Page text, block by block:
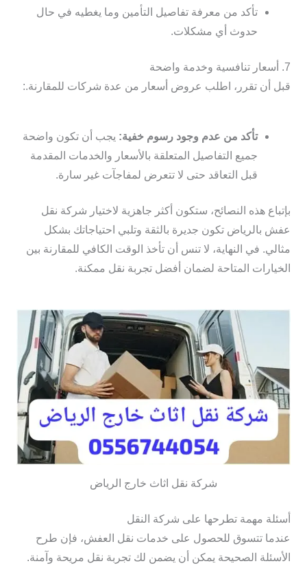
تأكد من معرفة تفاصيل التأمين وما يغطيه في حال
حدوث أي مشكلات.
7. أسعار تنافسية وخدمة واضحة
قبل أن تقرر، اطلب عروض أسعار من عدة شركات للمقارنة.:
تأكد من عدم وجود رسوم خفية: يجب أن تكون واضحة
جميع التفاصيل المتعلقة بالأسعار والخدمات المقدمة
قبل التعاقد حتى لا تتعرض لمفاجآت غير سارة.
بإتباع هذه النصائح، ستكون أكثر جاهزية لاختيار شركة نقل
عفش بالرياض تكون جديرة بالثقة وتلبي احتياجاتك بشكل
مثالي. في النهاية، لا تنس أن تأخذ الوقت الكافي للمقارنة بين
الخيارات المتاحة لضمان أفضل تجربة نقل ممكنة.
شركة نقل اثاث خارج الرياض
أسئلة مهمة تطرحها على شركة النقل
عندما تتسوق للحصول على خدمات نقل العفش، فإن طرح
الأسئلة الصحيحة يمكن أن يضمن لك تجربة نقل مريحة وآمنة.